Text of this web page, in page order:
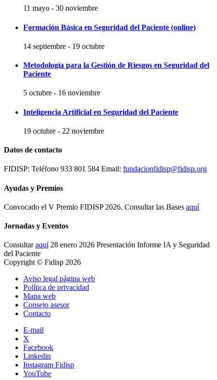
11 mayo - 30 noviembre
Formación Básica en Seguridad del Paciente (online)
14 septiembre - 19 octubre
Metodología para la Gestión de Riesgos en Seguridad del
Paciente
5 octubre - 16 noviembre
Inteligencia Artificial en Seguridad del Paciente
19 octubre - 22 noviembre
Datos de contacto
FIDISP: Teléfono 933 801 584 Email: fundacionfidisp@fidisp.org
Ayudas y Premios
Convocado el V Premio FIDISP 2026. Consultar las Bases aquí
Jornadas y Eventos
Consultaraquí28 enero 2026 Presentación Informe IA y Seguridad
del Paciente
Copyright © Fidisp 2026
Aviso legal página web
Política de privacidad
Mapa web
Consejo asesor
Contacto
E-mail
X
Facebook
Linkedin
Instagram Fidisp
YouTube